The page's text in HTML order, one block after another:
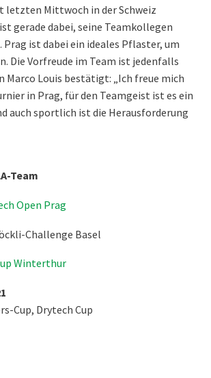
letzten Mittwoch in der Schweiz
gerade dabei, seine Teamkollegen
Prag ist dabei ein ideales Pflaster, um
Die Vorfreude im Team ist jedenfalls
Marco Louis bestätigt: „Ich freue mich
in Prag, für den Teamgeist ist es ein
auch sportlich ist die Herausforderung
Team
Open Prag
Challenge Basel
Winterthur
Cup, Drytech Cup